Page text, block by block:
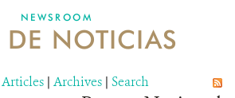
ATENCIÓN DE QUEJAS Y RECLAMOS
DONA
NEWSROOM
DE NOTICIAS
| Archives | Search